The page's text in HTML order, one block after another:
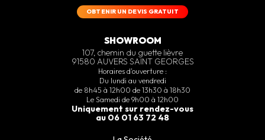
SHOWROOM
107, chemin du guette lièvre
91580 AUVERS SAINT GEORGES
Horaires d’ouverture :
Du lundi au vendredi
de 8h45 à 12h00 de 13h30 à 18h30
Le Samedi de 9h00 à 12h00
Uniquement sur rendez-vous
au 06 01 63 72 48
OBTENIR UN DEVIS GRATUIT